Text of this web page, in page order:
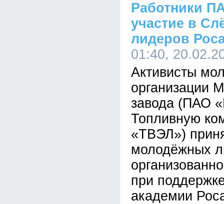
Работники
участие в
лидеров
01:40,
Активисты
организации
завода (ПАО
Топливную
«ТВЭЛ»)
молодёжных
при
академии